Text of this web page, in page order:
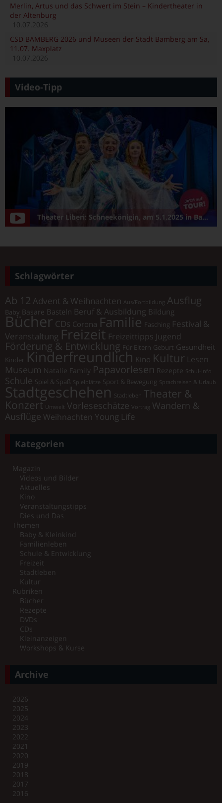
Merlin, Artus und das Schwert im Stein – Kindertheater in
der Altenburg
10.07.2026
CSD BAMBERG 2026 und Museen der Stadt Bamberg am Sa,
11.07. Maxplatz
10.07.2026
Video-Tipp
Theater Liberi: Schneekönigin, am 5.1.2025 in Bamberg/Konzerthalle
Schlagwörter
Ab 12 Advent & Weihnachten Aus/Fortbildung Ausflug
Baby Basare Basteln Beruf & Ausbildung Bildung
Bücher CDs Corona Familie Fasching Festival &
Veranstaltung Freizeit Freizeittipps Jugend
Förderung & Entwicklung Für Eltern Geburt Gesundheit
Kinder Kinderfreundlich Kino Kultur Lesen
Museum Natalie Family Papavorlesen Rezepte Schul-Info
Schule Spiel & Spaß Spielplätze Sport & Bewegung Sprachreisen & Urlaub
Stadtgeschehen Stadtleben Theater &
Konzert Umwelt Vorleseschätze Vortrag Wandern &
Ausflüge Weihnachten Young Life
Kategorien
Magazin
Videos und Bilder
Aktuelles
Kino
Veranstaltungstipps
Dies und Das
Themen
Baby & Kleinkind
Familienleben
Schule & Entwicklung
Freizeit
Stadtleben
Kultur
Rubriken
Bücher
Rezepte
DVDs
CDs
Kleinanzeigen
Workshops & Kurse
Archive
2026
2025
2024
2023
2022
2021
2020
2019
2018
2017
2016